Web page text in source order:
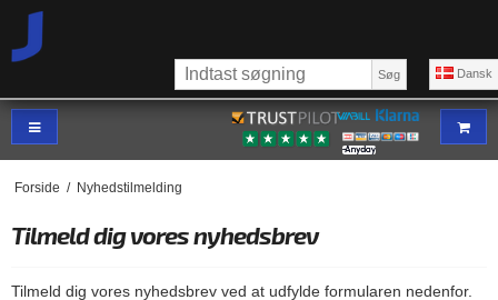
Dansk
Søg
Forside / Nyhedstilmelding
Tilmeld dig vores nyhedsbrev
Tilmeld dig vores nyhedsbrev ved at udfylde formularen nedenfor.